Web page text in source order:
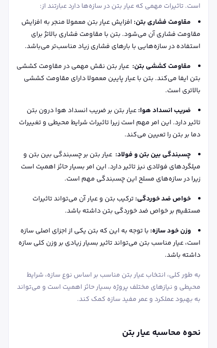
است. تاثیرات مهمی که عیار بتن در سازه‌ها دارد عبارتند از:
مقاومت فشاری بتن: افزایش عیار بتن معمولا منجر به افزایش
مقاومت فشاری آن می‌شود. بتن با مقاومت فشاری بالاترُ برای
استفاده در سازه‌هایی با بارهای فشاری زیاد مناسب‌تر می‌باشد.
مقاومت کششی بتن: عیار بتن نقش مهمی در مقاومت کششی
بتن ایفا می‌کند. بتن با عیار پایین معمولا دارای مقاومت کششی
بالاتری است.
ضریب انسداد هوا:عیار بتن بر ضریب انسداد هوا درون بتن
تاثیر دارد. این امر مهم است زیرا تاثیرات شرایط محیطی و تغییرات
دما بر بتن را تعیین می‌کند.
چسبندگی بین بتن و فولاد: عیار بتن بر چسبندگی بین بتن و
میلگردهای فولادی نیز تاثیر دارد. این امر بسیار حائز اهمیت است
زیرا در سازه‌های مسلح این چسبندگی مهم است.
خواص ضد خوردگی:ترکیب بتن و عیار آن می‌تواند تاثیرات
مستقیم بر خواص ضد خوردگی بتن داشته باشد.
وزن خود سازه: با توجه به این که بتن یکی از اجزای اصلی سازه
است، عیار مناسب بتن می‌تواند تاثیر بسیار زیادی بر وزن کلی سازه
داشته باشد.
به طور کلی، انتخاب عیار بتن مناسب بر اساس نوع سازه، شرایط
محیطی و نیازهای مختلف پروژه بسیار حائز اهمیت است و می‌تواند
به بهبود عملکرد و عمر مفید سازه کمک کند.
نحوه محاسبه عیار بتن